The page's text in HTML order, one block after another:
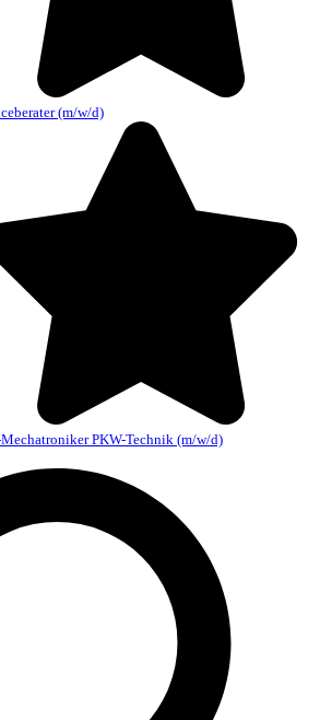
(m/w/d)
PKW-Technik (m/w/d)